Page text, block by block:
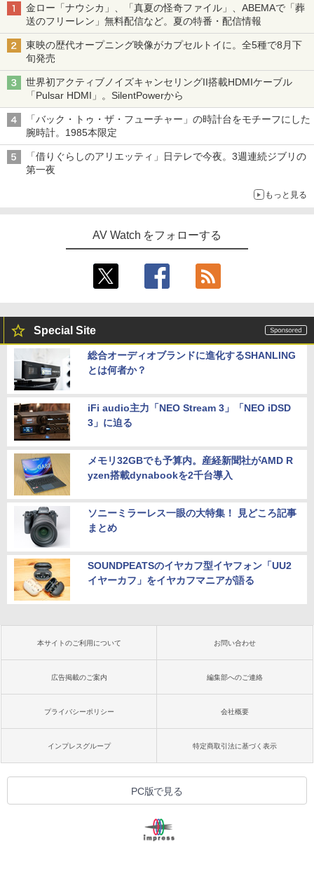
金ロー「ナウシカ」、「真夏の怪奇ファイル」、ABEMAで「葬
送のフリーレン」無料配信など。夏の特番・配信情報
東映の歴代オープニング映像がカプセルトイに。全5種で8月下
旬発売
世界初アクティブノイズキャンセリングII搭載HDMIケーブル
「Pulsar HDMI」。SilentPowerから
「バック・トゥ・ザ・フューチャー」の時計台をモチーフにした
腕時計。1985本限定
「借りぐらしのアリエッティ」日テレで今夜。3週連続ジブリの
第一夜
もっと見る
AV Watch をフォローする
Special Site
総合オーディオブランドに進化するSHANLING
とは何者か？
iFi audio主力「NEO Stream 3」「NEO iDSD
3」に迫る
メモリ32GBでも予算内。産経新聞社がAMD R
yzen搭載dynabookを2千台導入
ソニーミラーレス一眼の大特集！ 見どころ記事
まとめ
SOUNDPEATSのイヤカフ型イヤフォン「UU2
イヤーカフ」をイヤカフマニアが語る
本サイトのご利用について お問い合わせ
広告掲載のご案内 編集部へのご連絡
プライバシーポリシー 会社概要
インプレスグループ 特定商取引法に基づく表示
PC版で見る